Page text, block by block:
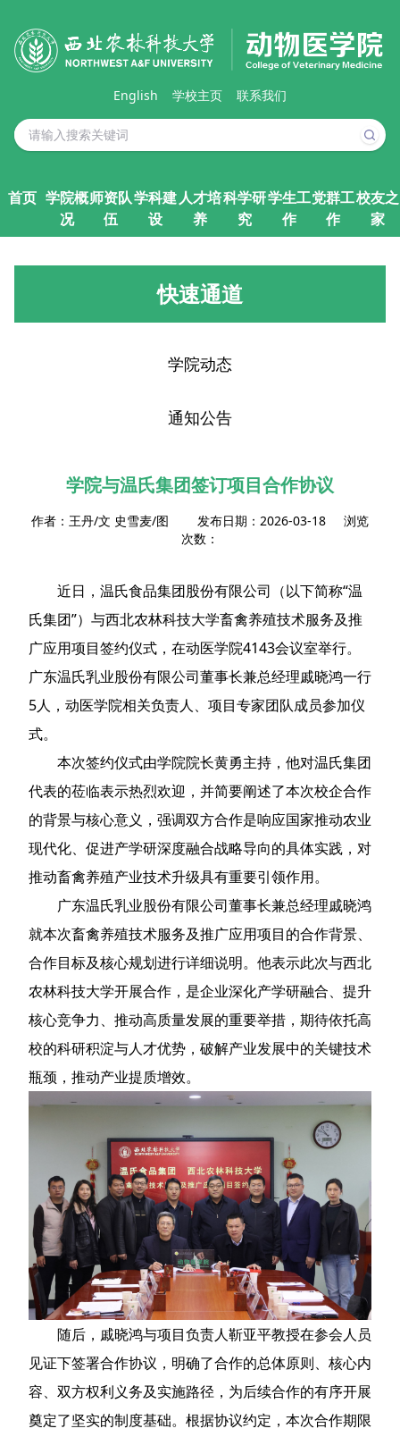
English 学校主页 联系我们
首页 学院概
况
师资队
伍
学科建
设
人才培
养
科学研
究
学生工
作
党群工
作
校友之
家
快速通道
学院动态
通知公告
学院与温氏集团签订项目合作协议
作者：王丹/文 史雪麦/图 发布日期：2026-03-18 浏览
次数：
近日，温氏食品集团股份有限公司（以下简称“温
氏集团”）与西北农林科技大学畜禽养殖技术服务及推
广应用项目签约仪式，在动医学院4143会议室举行。
广东温氏乳业股份有限公司董事长兼总经理戚晓鸿一行
5人，动医学院相关负责人、项目专家团队成员参加仪
式。
本次签约仪式由学院院长黄勇主持，他对温氏集团
代表的莅临表示热烈欢迎，并简要阐述了本次校企合作
的背景与核心意义，强调双方合作是响应国家推动农业
现代化、促进产学研深度融合战略导向的具体实践，对
推动畜禽养殖产业技术升级具有重要引领作用。
广东温氏乳业股份有限公司董事长兼总经理戚晓鸿
就本次畜禽养殖技术服务及推广应用项目的合作背景、
合作目标及核心规划进行详细说明。他表示此次与西北
农林科技大学开展合作，是企业深化产学研融合、提升
核心竞争力、推动高质量发展的重要举措，期待依托高
校的科研积淀与人才优势，破解产业发展中的关键技术
瓶颈，推动产业提质增效。
随后，戚晓鸿与项目负责人靳亚平教授在参会人员
见证下签署合作协议，明确了合作的总体原则、核心内
容、双方权利义务及实施路径，为后续合作的有序开展
奠定了坚实的制度基础。根据协议约定，本次合作期限